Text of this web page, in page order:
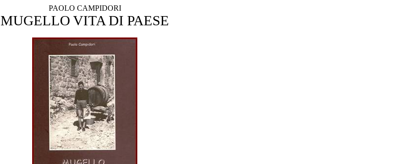
PAOLO CAMPIDORI
MUGELLO VITA DI PAESE